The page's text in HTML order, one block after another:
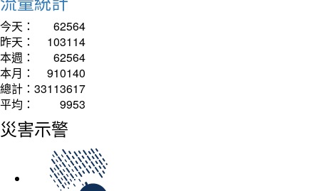
今天：
62564
昨天：
103114
本週：
62564
本月：
910140
總計： 33113617
平均：
9953
災害示警